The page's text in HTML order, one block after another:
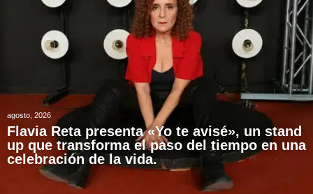
agosto, 2026
Flavia Reta presenta «Yo te avisé», un stand
up que transforma el paso del tiempo en una
celebración de la vida.